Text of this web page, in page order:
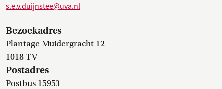
s.e.v.duijnstee@uva.nl
Bezoekadres
Plantage Muidergracht 12
1018 TV
Postadres
Postbus 15953